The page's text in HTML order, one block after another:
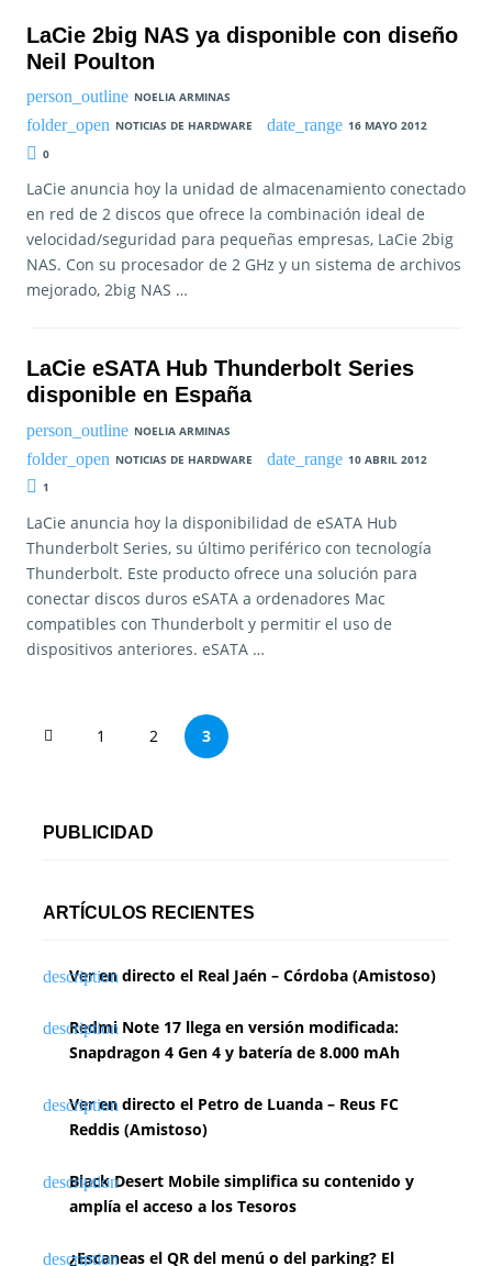
LaCie 2big NAS ya disponible con diseño
Neil Poulton
NOELIA ARMINAS
NOTICIAS DE HARDWARE
16 MAYO 2012
0
LaCie anuncia hoy la unidad de almacenamiento conectado
en red de 2 discos que ofrece la combinación ideal de
velocidad/seguridad para pequeñas empresas, LaCie 2big
NAS. Con su procesador de 2 GHz y un sistema de archivos
mejorado, 2big NAS …
LaCie eSATA Hub Thunderbolt Series
disponible en España
NOELIA ARMINAS
NOTICIAS DE HARDWARE
10 ABRIL 2012
1
LaCie anuncia hoy la disponibilidad de eSATA Hub
Thunderbolt Series, su último periférico con tecnología
Thunderbolt. Este producto ofrece una solución para
conectar discos duros eSATA a ordenadores Mac
compatibles con Thunderbolt y permitir el uso de
dispositivos anteriores. eSATA …
P
g
n
c
n
e
1 2 3
PUBLICIDAD
ARTÍCULOS RECIENTES
Ver en directo el Real Jaén – Córdoba (Amistoso)
Redmi Note 17 llega en versión modificada:
Snapdragon 4 Gen 4 y batería de 8.000 mAh
Ver en directo el Petro de Luanda – Reus FC
Reddis (Amistoso)
Black Desert Mobile simplifica su contenido y
amplía el acceso a los Tesoros
¿Escaneas el QR del menú o del parking? El